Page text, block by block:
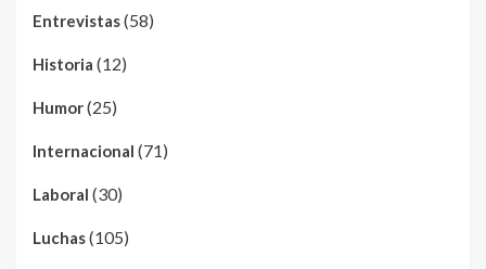
Entrevistas(58)
Historia (12)
Humor(25)
Internacional (71)
Laboral (30)
Luchas(105)